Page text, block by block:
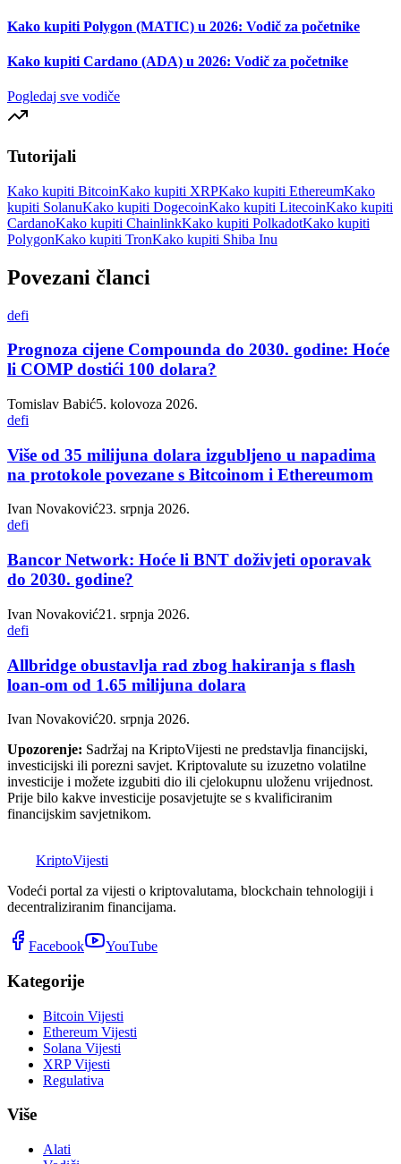
Kako kupiti Polygon (MATIC) u 2026: Vodič za početnike
Kako kupiti Cardano (ADA) u 2026: Vodič za početnike
Pogledaj sve vodiče
Tutorijali
Kako kupiti BitcoinKako kupiti XRPKako kupiti EthereumKako
kupiti SolanuKako kupiti DogecoinKako kupiti LitecoinKako kupiti
CardanoKako kupiti ChainlinkKako kupiti PolkadotKako kupiti
PolygonKako kupiti TronKako kupiti Shiba Inu
Povezani članci
defi
Prognoza cijene Compounda do 2030. godine: Hoće
li COMP dostići 100 dolara?
Tomislav Babić5. kolovoza 2026.
defi
Više od 35 milijuna dolara izgubljeno u napadima
na protokole povezane s Bitcoinom i Ethereumom
Ivan Novaković23. srpnja 2026.
defi
Bancor Network: Hoće li BNT doživjeti oporavak
do 2030. godine?
Ivan Novaković21. srpnja 2026.
defi
Allbridge obustavlja rad zbog hakiranja s flash
loan-om od 1.65 milijuna dolara
Ivan Novaković20. srpnja 2026.
Upozorenje: Sadržaj na KriptoVijesti ne predstavlja financijski,
investicijski ili porezni savjet. Kriptovalute su izuzetno volatilne
investicije i možete izgubiti dio ili cjelokupnu uloženu vrijednost.
Prije bilo kakve investicije posavjetujte se s kvalificiranim
financijskim savjetnikom.
KriptoVijesti
Vodeći portal za vijesti o kriptovalutama, blockchain tehnologiji i
decentraliziranim financijama.
Facebook YouTube
Kategorije
Bitcoin Vijesti
Ethereum Vijesti
Solana Vijesti
XRP Vijesti
Regulativa
Više
Alati